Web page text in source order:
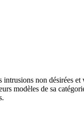
non désirées
modèles de sa